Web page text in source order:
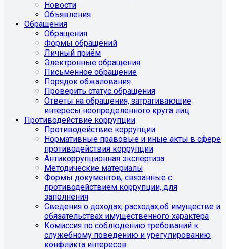
Новости
Объявления
Обращения
Обращения
Формы обращений
Личный приём
Электронные обращения
Письменное обращение
Порядок обжалования
Проверить статус обращения
Ответы на обращения, затрагивающие
интересы неопределенного круга лиц
Противодействие коррупции
Противодействие коррупции
Нормативные правовые и иные акты в сфере
противодействия коррупции
Антикоррупционная экспертиза
Методические материалы
Формы документов, связанные с
противодействием коррупции, для
заполнения
Сведения о доходах, расходах,об имуществе и
обязательствах имущественного характера
Комиссия по соблюдению требований к
служебному поведению и урегулированию
конфликта интересов